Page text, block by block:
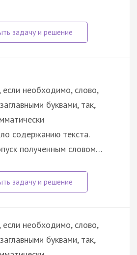
если необходимо, слово,
буквами, так,
содержанию текста.
полученным словом…
если необходимо, слово,
буквами, так,